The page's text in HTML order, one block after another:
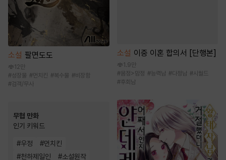
소설 팔면도도
12만
#성장물 #먼치킨 #복수물 #비장함
#검객/무사
무협 만화
인기 키워드
#우정 #먼치킨
#천하제일인 #소설원작
소설 이중 이혼 합의서 [단행본]
1.9만
#몸정>맘정 #능력남 #다정남 #시월드
#후회남